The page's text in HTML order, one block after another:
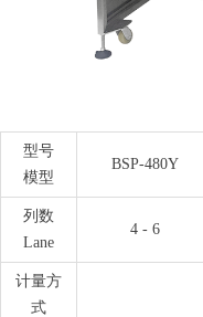
型号
模型
BSP-480Y
列数
Lane
4 - 6
计量方
式